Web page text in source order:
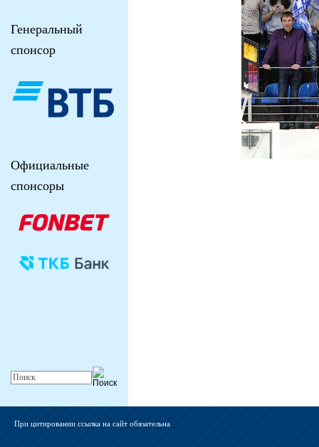
Генеральный
спонсор
Официальные
спонсоры
При цитировании ссылка на сайт обязательна